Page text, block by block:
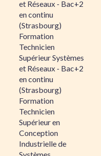
et Réseaux - Bac+2
en continu
(Strasbourg)
Formation
Technicien
Supérieur Systèmes
et Réseaux - Bac+2
en continu
(Strasbourg)
Formation
Technicien
Supérieur en
Conception
Industrielle de